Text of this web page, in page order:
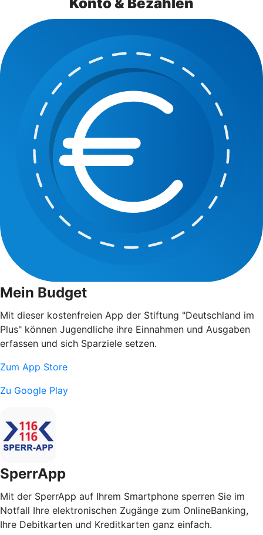
Mein Budget
Mit dieser kostenfreien App der Stiftung "Deutschland im
Plus" können Jugendliche ihre Einnahmen und Ausgaben
erfassen und sich Sparziele setzen.
Zum App Store
Zu Google Play
SperrApp
Mit der SperrApp auf Ihrem Smartphone sperren Sie im
Notfall Ihre elektronischen Zugänge zum OnlineBanking,
Ihre Debitkarten und Kreditkarten ganz einfach.